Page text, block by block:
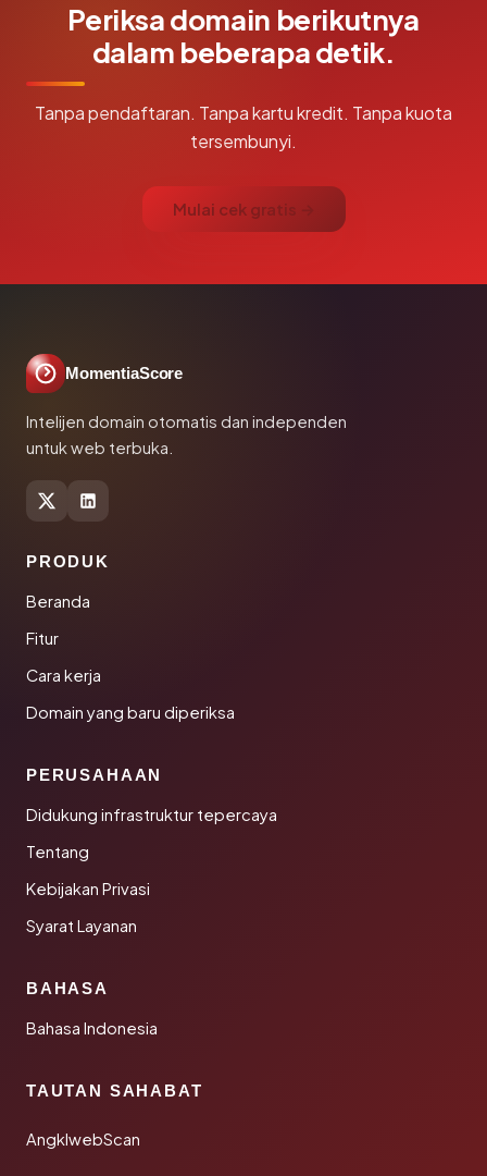
Periksa domain berikutnya
dalam beberapa detik.
Tanpa pendaftaran. Tanpa kartu kredit. Tanpa kuota
tersembunyi.
Mulai cek gratis →
MomentiaScore
Intelijen domain otomatis dan independen
untuk web terbuka.
PRODUK
Beranda
Fitur
Cara kerja
Domain yang baru diperiksa
PERUSAHAAN
Didukung infrastruktur tepercaya
Tentang
Kebijakan Privasi
Syarat Layanan
BAHASA
Bahasa Indonesia
TAUTAN SAHABAT
AngklwebScan